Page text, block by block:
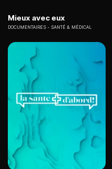
Mieux avec eux
DOCUMENTAIRES SANTÉ & MÉDICAL